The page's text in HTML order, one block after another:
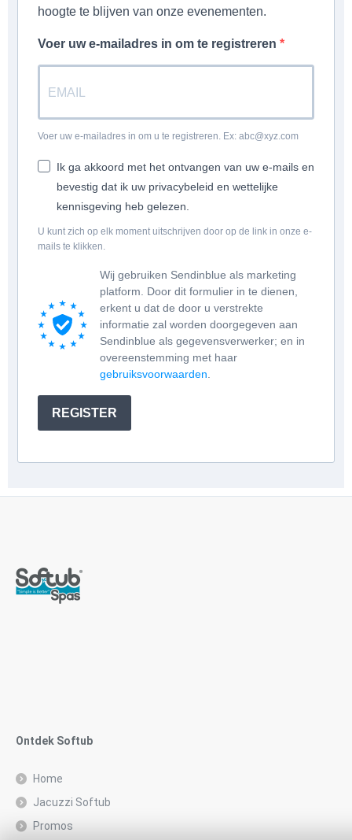
hoogte te blijven van onze evenementen.
Voer uw e-mailadres in om te registreren
Voer uw e-mailadres in om u te registreren. Ex: abc@xyz.com
Ik ga akkoord met het ontvangen van uw e-mails en
bevestig dat ik uw privacybeleid en wettelijke
kennisgeving heb gelezen.
U kunt zich op elk moment uitschrijven door op de link in onze e-
mails te klikken.
Wij gebruiken Sendinblue als marketing
platform. Door dit formulier in te dienen,
erkent u dat de door u verstrekte
informatie zal worden doorgegeven aan
Sendinblue als gegevensverwerker; en in
overeenstemming met haar
gebruiksvoorwaarden
REGISTER
Ontdek Softub
Home
Jacuzzi Softub
Promos